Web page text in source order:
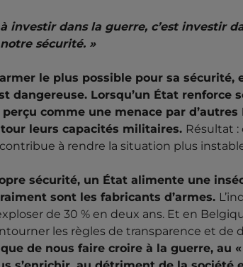
investir dans la guerre, c’est investir
sécurité. »
le plus possible pour sa sécurité,
dangereuse. Lorsqu’un État renforce
comme une menace par d’autres
leurs capacités militaires. Résultat :
à rendre la situation plus
sécurité, un État alimente une
sont les fabricants d’armes.
de 30 % en deux ans. Et en
les règles de transparence et de
de nous faire croire à la guerre, au